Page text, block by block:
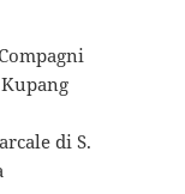
di S.